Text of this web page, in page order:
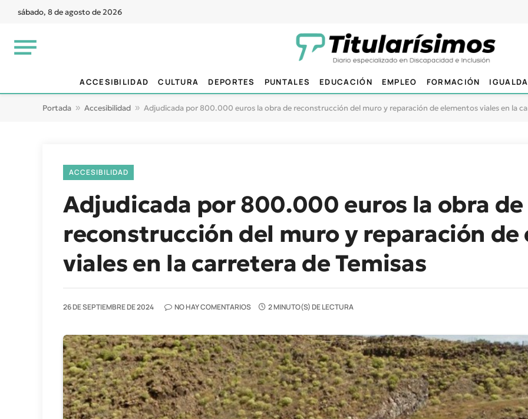
sábado, 8 de agosto de 2026
ACCESIBILIDAD CULTURA DEPORTES PUNTALES EDUCACIÓN EMPLEO FORMACIÓN
Portada » Accesibilidad » Adjudicada por 800.000 euros la obra de reconstrucción del muro y reparación de elementos viales en la
ACCESIBILIDAD
Adjudicada por 800.000 euros la obra de
reconstrucción del muro y reparación de
viales en la carretera de Temisas
26 DE SEPTIEMBRE DE 2024 NO HAY COMENTARIOS 2 MINUTO(S) DE LECTURA